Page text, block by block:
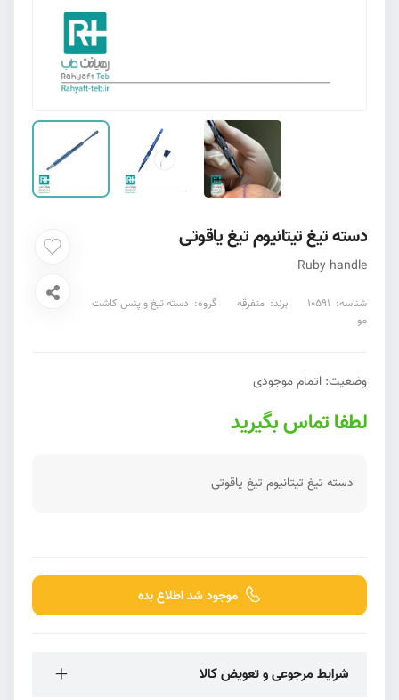
دسته تیغ تیتانیوم تیغ یاقوتی
Ruby handle
شناسه: 10591 برند: متفرقه گروه: دسته تیغ و پنس کاشت
مو
وضعیت: اتمام موجودی
لطفا تماس بگیرید
دسته تیغ تیتانیوم تیغ یاقوتی
موجود شد اطلاع بده
شرایط مرجوعی و تعویض کالا